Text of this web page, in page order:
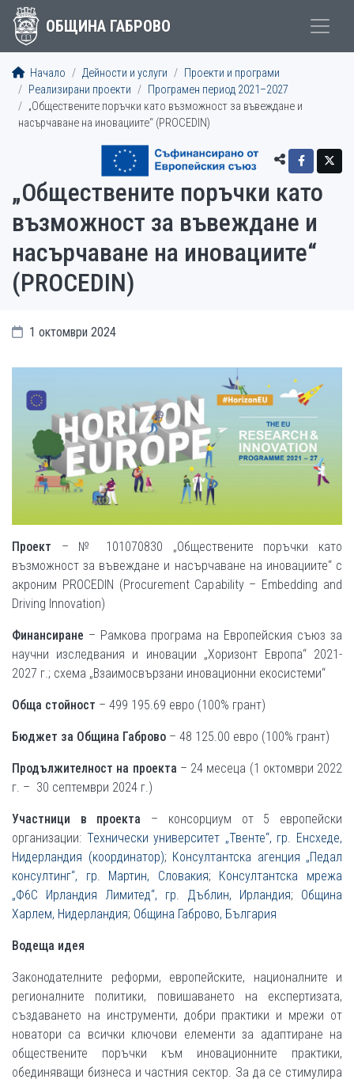
ОБЩИНА ГАБРОВО
Начало Дейности и услуги
Проекти и програми
Реализирани проекти
Програмен период 2021–2027
„Обществените поръчки като възможност за въвеждане и
насърчаване на иновациите“ (PROCEDIN)
„Обществените поръчки като
възможност за въвеждане и
насърчаване на иновациите“
(PROCEDIN)
1 октомври 2024
Проект – № 101070830 „Обществените поръчки като
възможност за въвеждане и насърчаване на иновациите“ с
акроним PROCEDIN (Procurement Capability – Embedding and
Driving Innovation)
Финансиране – Рамкова програма на Европейския съюз за
научни изследвания и иновации „Хоризонт Европа“ 2021-
2027 г.; схема „Взаимосвързани иновационни екосистеми“
Обща стойност – 499 195.69 евро (100% грант)
Бюджет за Община Габрово – 48 125.00 евро (100% грант)
Продължителност на проекта – 24 месеца (1 октомври 2022
г. – 30 септември 2024 г.)
Участници в проекта – консорциум от 5 европейски
организации: Технически университет „Твенте“, гр. Енсхеде,
Нидерландия (координатор); Консултантска агенция „Педал
консултинг“, гр. Мартин, Словакия; Консултантска мрежа
„Ф6С Ирландия Лимитед“, гр. Дъблин, Ирландия; Община
Харлем, Нидерландия; Община Габрово, България
Водеща идея
Законодателните реформи, европейските, националните и
регионалните политики, повишаването на експертизата,
създаването на инструменти, добри практики и мрежи от
новатори са всички ключови елементи за адаптиране на
обществените поръчки към иновационните практики,
обединяващи бизнеса и частния сектор. За да се стимулира